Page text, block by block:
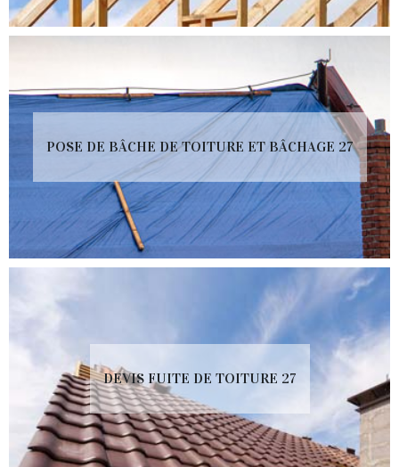
POSE DE BÂCHE DE TOITURE ET BÂCHAGE 27
DEVIS FUITE DE TOITURE 27